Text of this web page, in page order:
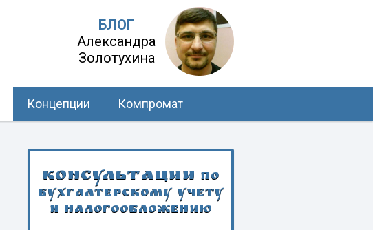
БЛОГ
Александра
Золотухина
Концепции Компромат
Консультации по
бухгалтерскому учету
и налогообложению